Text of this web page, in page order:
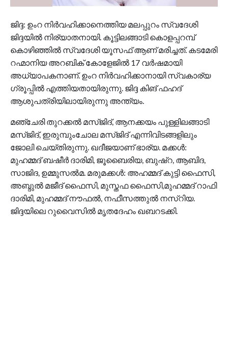
ജിദ്ദ: ഉംറ നിർവഹിക്കാനെത്തിയ മലപ്പുറം സ്വദേശി
ജിദ്ദയിൽ നിര്യാതനായി. കൂട്ടിലങ്ങാടി കൊളപ്പറമ്പ്
കൊഴിഞ്ഞിൽ സ്വദേശി യൂസഫ് ആണ് മരിച്ചത്. കടമേരി
റഹ്മാനിയ അറബിക് കോളേജിൽ 17 വർഷമായി
അധ്യാപകനാണ്. ഉംറ നിർവഹിക്കാനായി സ്വകാര്യ ​
ഗ്രൂപ്പിൽ എത്തിയതായിരുന്നു. ജിദ്ദ കിങ് ഫഹദ്
ആശുപത്രിയിലായിരുന്നു അന്ത്യം.
മ‍ഞ്ചേരി തുറക്കൽ മസ്ജിദ്, ആനക്കയം പുള്ളിലങ്ങാടി
മസ്ജിദ്, ഇരുമ്പുംചോല മസ്ജിദ് എന്നിവിടങ്ങളിലും
ജോലി ചെയ്തിരുന്നു. ഖദീജയാണ് ഭാര്യ. മക്കൾ:
മുഹമ്മദ് ബഷീർ ദാരിമി, ജൂബൈരിയ, ബുഷ്റ, ആബിദ,
സാജിദ, ഉമ്മുസൽമ. മരുമക്കൾ: അഹമ്മദ് കുട്ടി ഫൈസി,
അബ്ദുൽ മജീദ് ഫൈസി, മുസ്തഫ ഫൈസി,മുഹമ്മദ് റാഫി
ദാരിമി, മുഹമ്മദ് നൗഫൽ, നഫീസത്തുൽ നസ്റിയ.
ജിദ്ദയിലെ റുവൈസിൽ മൃതദേഹം ഖബറടക്കി.